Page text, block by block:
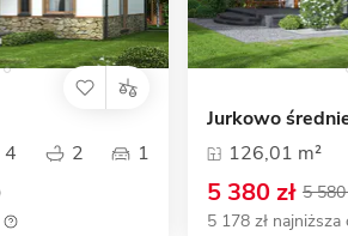
4 2 1
Jurkowo
126,01 m²
5 380 zł 5 580
5 178 zł najniższa